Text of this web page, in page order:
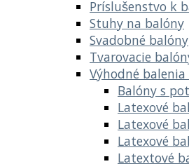
Príslušenstvo k
Stuhy na balóny
Svadobné balóny
Tvarovacie
Výhodné
Balóny s
Latexové
Latexové
Latexové
Latextové